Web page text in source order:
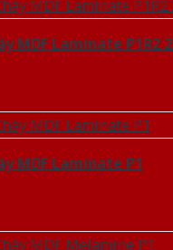
MDF Laminate P1R2
MDF Laminate P1